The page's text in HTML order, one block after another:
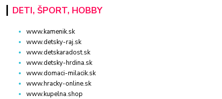
DETI, ŠPORT, HOBBY
www.kamenik.sk
www.detsky-raj.sk
www.detskaradost.sk
www.detsky-hrdina.sk
www.domaci-milacik.sk
www.hracky-online.sk
www.kupelna.shop